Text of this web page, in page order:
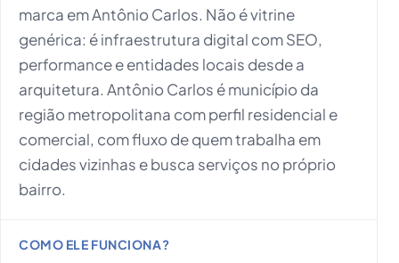
marca em Antônio Carlos. Não é vitrine
genérica: é infraestrutura digital com SEO,
performance e entidades locais desde a
arquitetura. Antônio Carlos é município da
região metropolitana com perfil residencial e
comercial, com fluxo de quem trabalha em
cidades vizinhas e busca serviços no próprio
bairro.
COMO ELE FUNCIONA?